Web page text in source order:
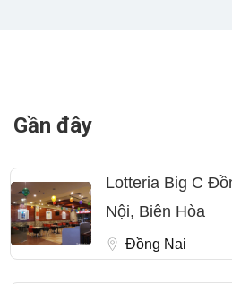
Gần đây
Lotteria Big C
Nội, Biên Hòa
Đồng Nai